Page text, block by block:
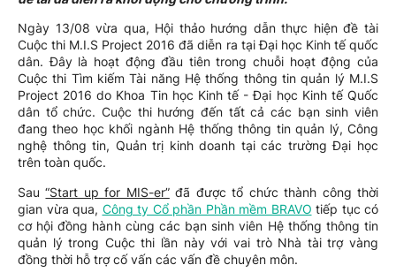
Ngày 13/08 vừa qua, Hội thảo hướng dẫn thực hiện đề tài
Cuộc thi M.I.S Project 2016 đã diễn ra tại Đại học Kinh tế quốc
dân. Đây là hoạt động đầu tiên trong chuỗi hoạt động của
Cuộc thi Tìm kiếm Tài năng Hệ thống thông tin quản lý M.I.S
Project 2016 do Khoa Tin học Kinh tế - Đại học Kinh tế Quốc
dân tổ chức. Cuộc thi hướng đến tất cả các bạn sinh viên
đang theo học khối ngành Hệ thống thông tin quản lý, Công
nghệ thông tin, Quản trị kinh doanh tại các trường Đại học
trên toàn quốc.
Sau“Start up for MIS-er”đã được tổ chức thành công thời
gian vừa qua, Công ty Cổ phần Phần mềm BRAVO tiếp tục có
cơ hội đồng hành cùng các bạn sinh viên Hệ thống thông tin
quản lý trong Cuộc thi lần này với vai trò Nhà tài trợ vàng
đồng thời hỗ trợ cố vấn các vấn đề chuyên môn.